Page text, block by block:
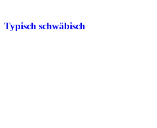
Typisch schwäbisch